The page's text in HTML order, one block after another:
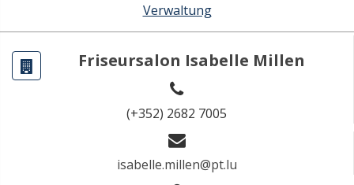
Verwaltung
Friseursalon Isabelle Millen
(+352) 2682 7005
isabelle.millen@pt.lu